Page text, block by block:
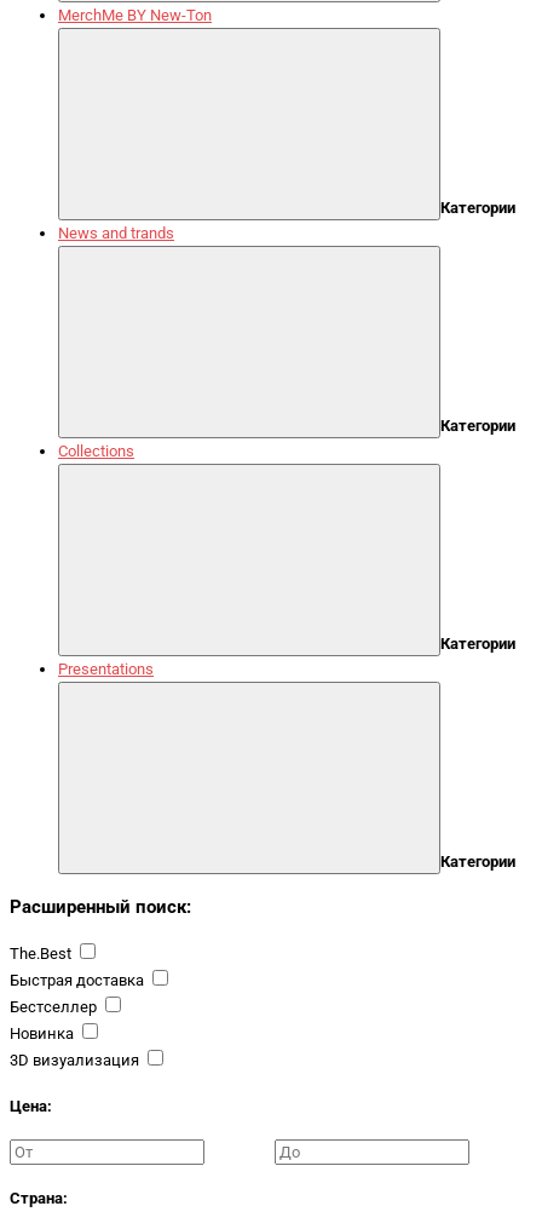
MerchMe BY New-Ton
Категории
News and trands
Категории
Collections
Категории
Presentations
Категории
Расширенный поиск:
The.Best
Быстрая доставка
Бестселлер
Новинка
3D визуализация
Цена:
Страна: